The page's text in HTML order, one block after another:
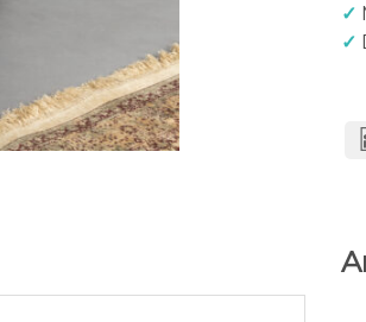
✓
✓